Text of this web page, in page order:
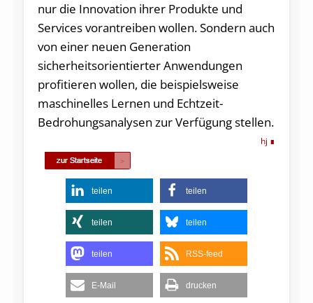
nur die Innovation ihrer Produkte und
Services vorantreiben wollen. Sondern auch
von einer neuen Generation
sicherheitsorientierter Anwendungen
profitieren wollen, die beispielsweise
maschinelles Lernen und Echtzeit-
Bedrohungsanalysen zur Verfügung stellen.
hj
teilen teilen
teilen teilen
teilen RSS-feed
E-Mail drucken